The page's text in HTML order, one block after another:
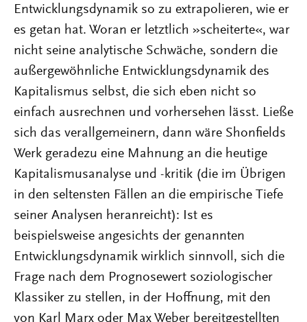
Entwicklungsdynamik so zu extrapolieren, wie er
es getan hat. Woran er letztlich »scheiterte«, war
nicht seine analytische Schwäche, sondern die
außergewöhnliche Entwicklungsdynamik des
Kapitalismus selbst, die sich eben nicht so
einfach ausrechnen und vorhersehen lässt. Ließe
sich das verallgemeinern, dann wäre Shonfields
Werk geradezu eine Mahnung an die heutige
Kapitalismusanalyse und -kritik (die im Übrigen
in den seltensten Fällen an die empirische Tiefe
seiner Analysen heranreicht): Ist es
beispielsweise angesichts der genannten
Entwicklungsdynamik wirklich sinnvoll, sich die
Frage nach dem Prognosewert soziologischer
Klassiker zu stellen, in der Hoffnung, mit den
von Karl Marx oder Max Weber bereitgestellten